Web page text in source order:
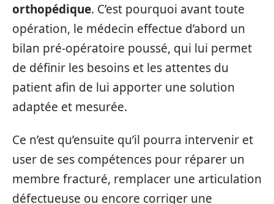
orthopédique. C’est pourquoi avant toute
opération, le médecin effectue d’abord un
bilan pré-opératoire poussé, qui lui permet
de définir les besoins et les attentes du
patient afin de lui apporter une solution
adaptée et mesurée.
Ce n’est qu’ensuite qu’il pourra intervenir et
user de ses compétences pour réparer un
membre fracturé, remplacer une articulation
défectueuse ou encore corriger une